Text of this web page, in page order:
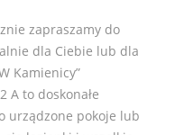
zapraszamy do
dla Ciebie lub dla
Kamienicy”
A to doskonałe
urządzone pokoje lub